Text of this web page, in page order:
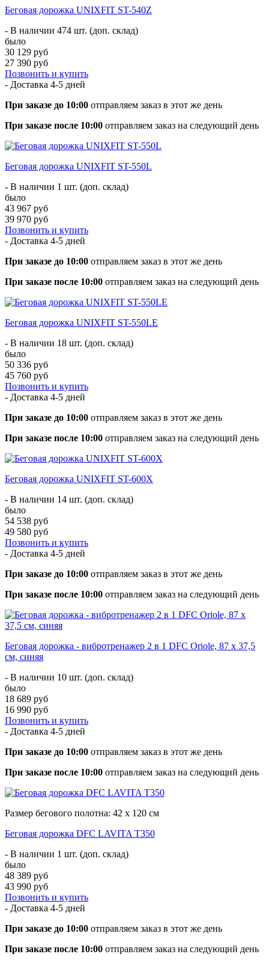
Беговая дорожка UNIXFIT ST-540Z
- В наличии 474 шт. (доп. склад)
было
30 129 руб
27 390 руб
Позвонить и купить
- Доставка 4-5 дней
При заказе до 10:00 отправляем заказ в этот же день
При заказе после 10:00 отправляем заказ на следующий день
Беговая дорожка UNIXFIT ST-550L
- В наличии 1 шт. (доп. склад)
было
43 967 руб
39 970 руб
Позвонить и купить
- Доставка 4-5 дней
При заказе до 10:00 отправляем заказ в этот же день
При заказе после 10:00 отправляем заказ на следующий день
Беговая дорожка UNIXFIT ST-550LE
- В наличии 18 шт. (доп. склад)
было
50 336 руб
45 760 руб
Позвонить и купить
- Доставка 4-5 дней
При заказе до 10:00 отправляем заказ в этот же день
При заказе после 10:00 отправляем заказ на следующий день
Беговая дорожка UNIXFIT ST-600X
- В наличии 14 шт. (доп. склад)
было
54 538 руб
49 580 руб
Позвонить и купить
- Доставка 4-5 дней
При заказе до 10:00 отправляем заказ в этот же день
При заказе после 10:00 отправляем заказ на следующий день
Беговая дорожка - вибротренажер 2 в 1 DFC Oriole, 87 х 37,5
см, синяя
- В наличии 10 шт. (доп. склад)
было
18 689 руб
16 990 руб
Позвонить и купить
- Доставка 4-5 дней
При заказе до 10:00 отправляем заказ в этот же день
При заказе после 10:00 отправляем заказ на следующий день
Размер бегового полотна: 42 х 120 см
Беговая дорожка DFC LAVITA T350
- В наличии 1 шт. (доп. склад)
было
48 389 руб
43 990 руб
Позвонить и купить
- Доставка 4-5 дней
При заказе до 10:00 отправляем заказ в этот же день
При заказе после 10:00 отправляем заказ на следующий день